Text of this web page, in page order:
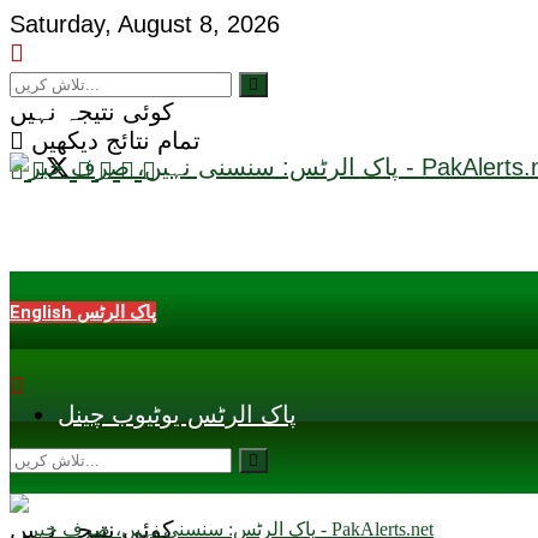
Saturday, August 8, 2026
کوئی نتیجہ نہیں
تمام نتائج دیکھیں
English پاک الرٹس
پاک الرٹس یوٹیوب چینل
کوئی نتیجہ نہیں